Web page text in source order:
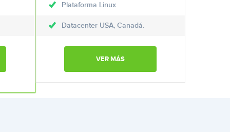
Plataforma Linux
Datacenter USA, Canadá.
VER MÁS